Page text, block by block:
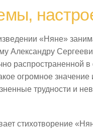
«Няне»
Александру
распространенной
огромное
трудности и
стихотворение